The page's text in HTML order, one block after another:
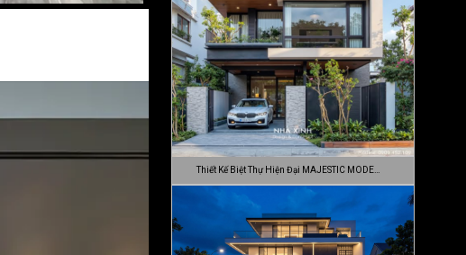
Thiết Kế Biệt Thự Hiện Đại MAJESTIC MODE…